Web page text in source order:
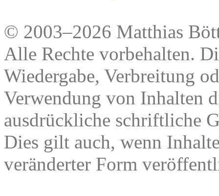
© 2003–2026 Matthias
Alle Rechte vorbehalten.
Wiedergabe, Verbreitung
Verwendung von Inhalten
ausdrückliche schriftliche
Dies gilt auch, wenn
veränderter Form